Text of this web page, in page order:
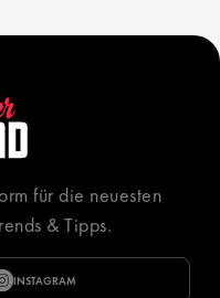
für die neuesten
& Tipps.
INSTAGRAM